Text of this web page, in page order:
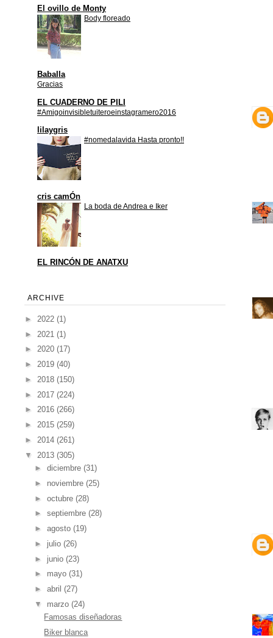
El ovillo de Monty
Body floreado
Baballa
Gracias
EL CUADERNO DE PILI
#Amigoinvisibletuiteroeinstagramero2016
lilaygris
#nomedalavida Hasta pronto!!
cris camÓn
La boda de Andrea e Iker
EL RINCÓN DE ANATXU
ARCHIVE
► 2022 (1)
► 2021 (1)
► 2020 (17)
► 2019 (40)
► 2018 (150)
► 2017 (224)
► 2016 (266)
► 2015 (259)
► 2014 (261)
▼ 2013 (305)
► diciembre (31)
► noviembre (25)
► octubre (28)
► septiembre (28)
► agosto (19)
► julio (26)
► junio (23)
► mayo (31)
► abril (27)
▼ marzo (24)
Famosas diseñadoras
Biker blanca